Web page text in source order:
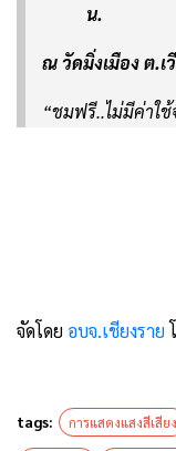
น.
ณ วัดมิ่งเมือง ต.เ
“ชมฟรี..ไม่มีค่าใช้
จัดโดย อบจ.เชียงราย
tags: การแสดงแสงสีเสียง